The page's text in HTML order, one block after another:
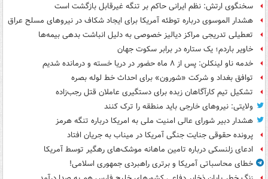
سخنگوی ارتش: نظم ایرانی حاکم بر تنگه غیرقابل بازگشت است
هشدار الموسوی درباره توطئه آمریکا برای ایجاد شکاف در نیروهای مسلح عراق
تعطیلی تدریجی مراکز دیالیز خصوصی به دلیل انباشت بدهی بیمه‌ها
خاویر باردم؛ یک ستاره در برابر سکوت جهان
خدمه ناو لینکلن: پس از ۸ ماه حضور در دریا خسته و درمانده‌ شدیم
توافق بغداد و شرکت «شورون» برای احداث خط لوله بصره
تشکیل تیم کارآگاهان زبده برای دستگیری عاملان قتل رجب‌زاده
ولایتی: نیروهای خارجی باید منطقه را ترک کنند
هشدار دبیر شورای عالی امنیت ملی به امریکا درباره تنگه هرمز
پرونده حقوقی جنایت جنگی آمریکا در میناب به جریان افتاد
ادعای زلنسکی درباره تامین ماهانه موشک‌های رهگیر توسط آمریکا
خطای محاسباتی آمریکا و برتری راهبردی جمهوری اسلامی!